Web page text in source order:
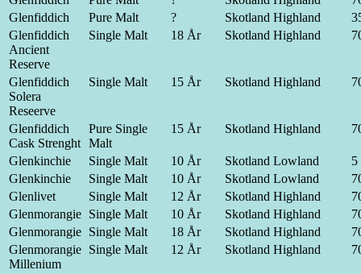
Glenfiddich
Pure Malt ? Skotland Highland
Glenfiddich
Ancient
Reserve
Single Malt 18 År Skotland Highland
Glenfiddich
Solera
Reseerve
Single Malt 15 År Skotland Highland
Glenfiddich
Cask Strenght
Pure Single
Malt
15 År Skotland Highland
Glenkinchie Single Malt 10 År Skotland Lowland
5
Glenkinchie
Single Malt 10 År Skotland Lowland
Glenlivet
Single Malt 12 År Skotland Highland
Glenmorangie Single Malt 10 År Skotland Highland
Glenmorangie Single Malt 18 År Skotland Highland
Glenmorangie
Millenium
Single Malt 12 År Skotland Highland